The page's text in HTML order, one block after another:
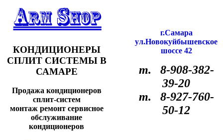
КОНДИЦИОНЕРЫ
СПЛИТ СИСТЕМЫ В
САМАРЕ
Продажа кондиционеров
сплит-систем
монтаж ремонт сервисное
обслуживание
кондиционеров
г.Самара
ул.Новокуйбышевское
шоссе 42
т. 8-908-382-
39-20
т. 8-927-760-
50-12